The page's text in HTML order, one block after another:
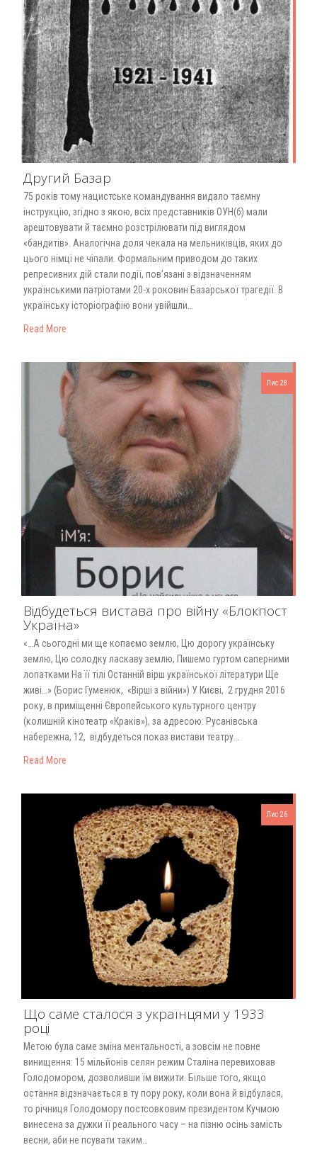
Другий Базар
75 років тому нацистське командування видало таємну
інструкцію, згідно з якою, всіх представників ОУН(б) мали
арештовувати й таємно розстрілювати під виглядом
«бандитів». Аналогічна доля чекала на мельниківців, яких до
цього німці не чіпали. Формальним приводом до таких
репресивних дій стали події, пов’язані з відзначенням
українськими патріотами 20-х роковин Базарської трагедії. В
українську історіографію вони увійшли…
Read More
Лис 28
Відбудеться вистава про війну «Блокпост
Україна»
«…А сьогодні ми ще копаємо землю, Цю дорогу українську
землю, Цю солодку ласкаву землю, Пишемо гуртом саперними
лопатками На її тілі Останній вірш української літератури Ще
живі…» (Борис Гуменюк, «Вірші з війни») У Києві, 2 грудня 2016
року, в приміщенні Європейського культурного центру
(колишній кінотеатр «Краків»), за адресою: Русанівська
набережна, 12, відбудеться показ вистави театру…
Read More
Лис 26
Що саме сталося з українцями у 1933
році
Метою була саме зміна ментальності, а зовсім не повне
винищення: 15 мільйонів селян режим Сталіна перевиховав
Голодомором, дозволивши їм вижити. Більше того, якщо
остання відзначається в ту пору року, коли вона й відбулася,
то річниця Голодомору постсовковим президентом Кучмою
винесена за дужки її реального часу – на пізню осінь замість
весни, аби не псувати таким…